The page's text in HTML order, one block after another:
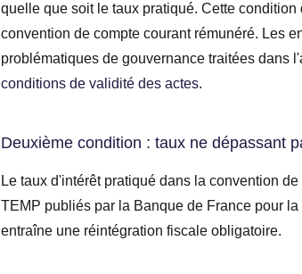
quelle que soit le taux pratiqué. Cette
convention de compte courant rémunéré. Les
problématiques de gouvernance traitées dans
conditions de validité des actes.
Deuxième condition : taux ne dépassant
Le taux d'intérêt pratiqué dans la convention
TEMP publiés par la Banque de France pour
entraîne une réintégration fiscale obligatoire.